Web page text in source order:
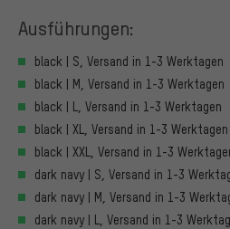
Ausführungen:
black | S, Versand in 1-3 Werktagen
black | M, Versand in 1-3 Werktagen
black | L, Versand in 1-3 Werktagen
black | XL, Versand in 1-3 Werktagen
black | XXL, Versand in 1-3
dark navy | S, Versand in 1-3
dark navy | M, Versand in 1-3
dark navy | L, Versand in 1-3